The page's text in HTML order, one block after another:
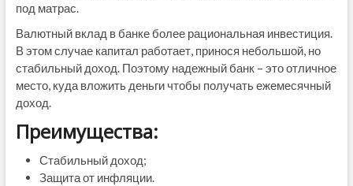
под матрас.
Валютный вклад в банке более рациональная инвестиция.
В этом случае капитал работает, принося небольшой, но
стабильный доход. Поэтому надежный банк – это отличное
место, куда вложить деньги чтобы получать ежемесячный
доход.
Преимущества:
Стабильный доход;
Защита от инфляции.